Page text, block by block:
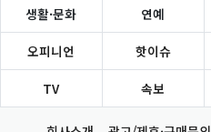
생활·문화 연예
오피니언 핫이슈
TV 속보